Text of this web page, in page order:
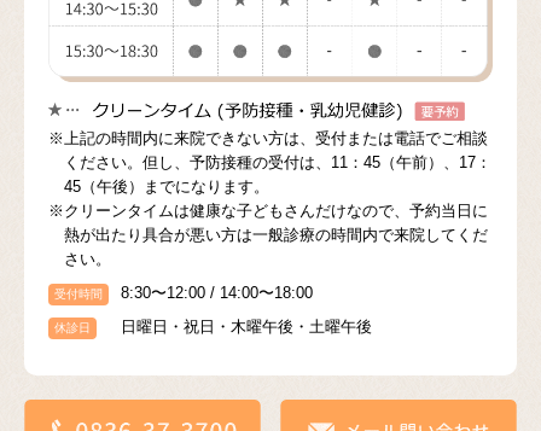
※上記の時間内に来院できない方は、受付または電話でご相談
ください。但し、予防接種の受付は、11：45（午前）、17：
45（午後）までになります。
※クリーンタイムは健康な子どもさんだけなので、予約当日に
熱が出たり具合が悪い方は一般診療の時間内で来院してくだ
さい。
受付時間 8:30〜12:00 / 14:00〜18:00
休診日 日曜日・祝日・木曜午後・土曜午後